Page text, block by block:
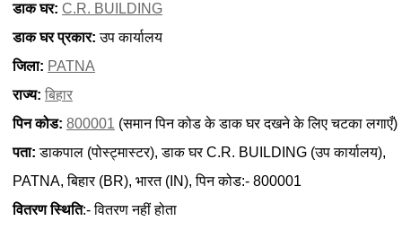
डाक घर: C.R. BUILDING
डाक घर प्रकार: उप कार्यालय
जिला: PATNA
राज्य: बिहार
पिन कोड: 800001 (समान पिन कोड के डाक घर दखने के लिए चटका लगाएँ)
पता: डाकपाल (पोस्ट्मास्टर), डाक घर C.R. BUILDING (उप कार्यालय),
PATNA, बिहार (BR), भारत (IN), पिन कोड:- 800001
वितरण स्थिति:- वितरण नहीं होता